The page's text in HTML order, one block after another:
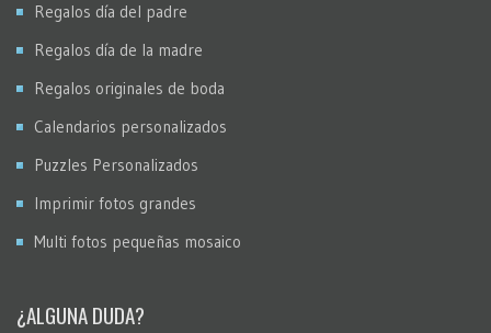
Regalos día del padre
Regalos día de la madre
Regalos originales de boda
Calendarios personalizados
Puzzles Personalizados
Imprimir fotos grandes
Multi fotos pequeñas mosaico
¿ALGUNA DUDA?